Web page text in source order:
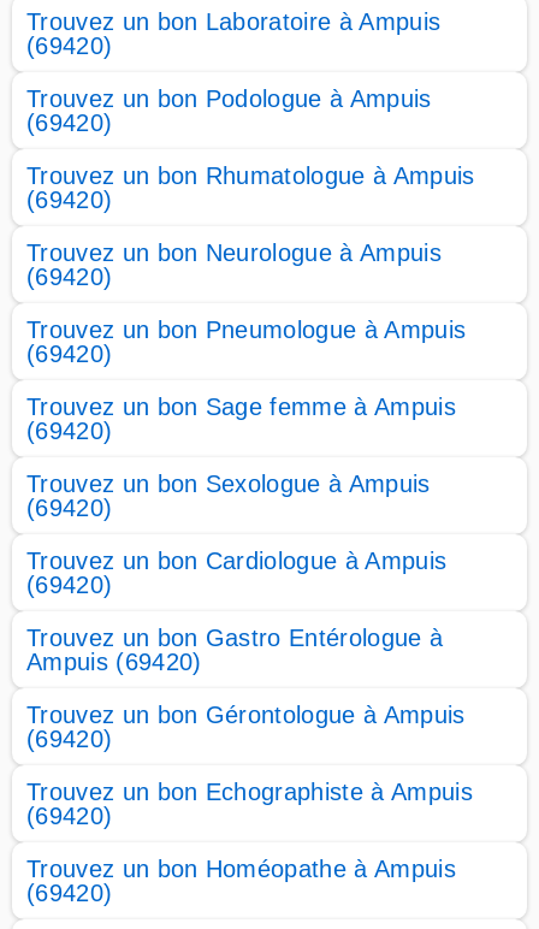
Trouvez un bon Laboratoire à Ampuis
(69420)
Trouvez un bon Podologue à Ampuis
(69420)
Trouvez un bon Rhumatologue à Ampuis
(69420)
Trouvez un bon Neurologue à Ampuis
(69420)
Trouvez un bon Pneumologue à Ampuis
(69420)
Trouvez un bon Sage femme à Ampuis
(69420)
Trouvez un bon Sexologue à Ampuis
(69420)
Trouvez un bon Cardiologue à Ampuis
(69420)
Trouvez un bon Gastro Entérologue à
Ampuis (69420)
Trouvez un bon Gérontologue à Ampuis
(69420)
Trouvez un bon Echographiste à Ampuis
(69420)
Trouvez un bon Homéopathe à Ampuis
(69420)